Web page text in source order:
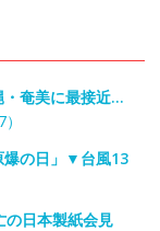
奄美に最接近…
爆の日」▼台風13
日本製紙会見